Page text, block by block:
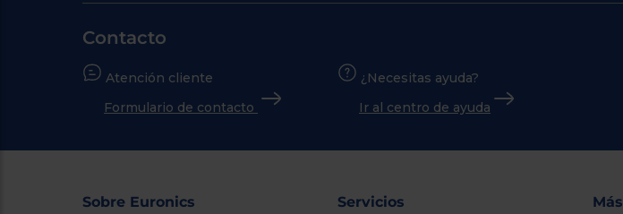
Contacto
Atención cliente
Formulario de contacto
¿Necesitas ayuda?
Ir al centro de ayuda
Sobre Euronics Servicios